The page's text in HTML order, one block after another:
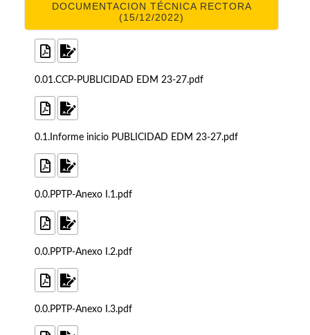
DOCUMENTACION TÉCNICA RECTORA
(15/12/2022)
0.01.CCP-PUBLICIDAD EDM 23-27.pdf
0.1.Informe inicio PUBLICIDAD EDM 23-27.pdf
0.0.PPTP-Anexo I.1.pdf
0.0.PPTP-Anexo I.2.pdf
0.0.PPTP-Anexo I.3.pdf